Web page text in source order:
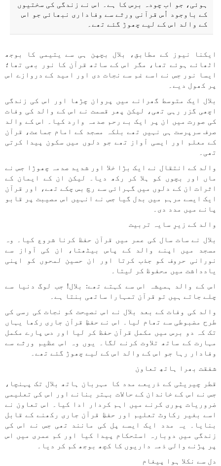
ہوئی، جو اب چودہ برس کا ہے۔ اس نے زندگی کی سختیوں
کے باوجود اُس قرآنی ورثے سے وفاداری نبھائی جو اس
کے والد اس کے لیے چھوڑ گئے تھے۔
ایکنا نیوز کے مطابق، بلال بچپن ہی سے یتیمی کا بوجھ
اٹھائے ہوئے تھا، مگر اس کے ساتھ قرآن کا نور بھی تھا؛
ایسا نور جس نے اسے غم سے نجات دی اور امید کے دروازے اس
پر کھول دیے۔
بلال ایک متوسط گھرانے میں پروان چڑھا اور اس کی زندگی
اچھی گزر رہی تھی، لیکن پھر قسمت نے اس کے والد کی وفات
کی صورت میں ان پر ایک بے رحم صدمہ وارد کیا۔ اس کے والد
صرف سرپرست ہی نہیں تھے بلکہ مسجد کے امام جماعت، قرآن
کے معلم اور ایسی آواز تھے جو دلوں میں سکون پیدا کرتی
تھی۔
والد کے انتقال نے ایک بڑا خلا اور شدید صدمہ چھوڑا جس نے
ماں اور بچوں کو ہلا کر رکھ دیا۔ لیکن ان کے ایمان کے
اثرات ان کے دلوں میں گہرائی سے رچ بس چکے تھے، اور قرآن
ایک ایسے مرہم میں بدل گیا جس نے انہیں اس مصیبت پر قابو
پانے میں مدد دی۔
والد کے زیرِ سایہ تربیت
بلال نے سات سال کی عمر میں قرآن حفظ کرنا شروع کیا۔ وہ
مسجد میں اپنے والد کے پاس بیٹھتا، ان کی آواز سے
نورانی حروف کو جذب کرتا اور ان حسین لمحوں کو اپنی
یادداشت میں محفوظ کر لیتا۔
اس کے والد ہمیشہ اس سے کہتے تھے: بلال! جب لوگ دنیا سے
چلے جاتے ہیں تو قرآن تمہارا ساتھی بنتا ہے۔
والد کی وفات کے بعد بلال نے اس نصیحت کو نجات کی رسی کی
طرح مضبوطی سے تھام لیا۔ اس نے حفظِ قرآن جاری رکھا یہاں
تک کہ دو برس میں مکمل قرآن حفظ کر لیا اور دس پارے مکمل
مہارت کے ساتھ تلاوت کرنے لگا۔ یوں وہ اس عظیم ورثے سے
وفادار رہا جو اس کے والد اس کے لیے چھوڑ گئے تھے۔
شفقت بھرا ہاتھِ تعاون
قطر چیریٹی کے ذریعے مدد کا مہربان ہاتھ بلال تک پہنچا،
جس نے اس کے خاندان کے حالات بہتر بنانے اور اس کی تعلیمی
ضروریات پوری کرنے میں اہم کردار ادا کیا۔ اس تعاون نے
اسے بغیر رکاوٹ تعلیم اور حفظِ قرآن جاری رکھنے کے قابل
بنایا۔ یہ مدد ایک ایسے پل کی مانند تھی جس نے اس کی
زندگی میں دوبارہ استحکام پیدا کیا اور کم عمری میں اس
پر پڑنے والی ذمہ داریوں کا کچھ بوجھ کم کر دیا۔
دل سے نکلا ہوا پیغام